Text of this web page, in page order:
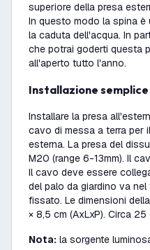
superiore della presa
In questo modo la spina
la caduta dell'acqua. In
che potrai goderti questa
all'aperto tutto l'anno.
Installazione semplice
Installare la presa
cavo di messa a terra per
esterna. La presa del
M20 (range 6-13mm). Il
Il cavo deve essere
del palo da giardino va
fissato. Le dimensioni
× 8,5 cm (AxLxP). Circa
Nota: la sorgente